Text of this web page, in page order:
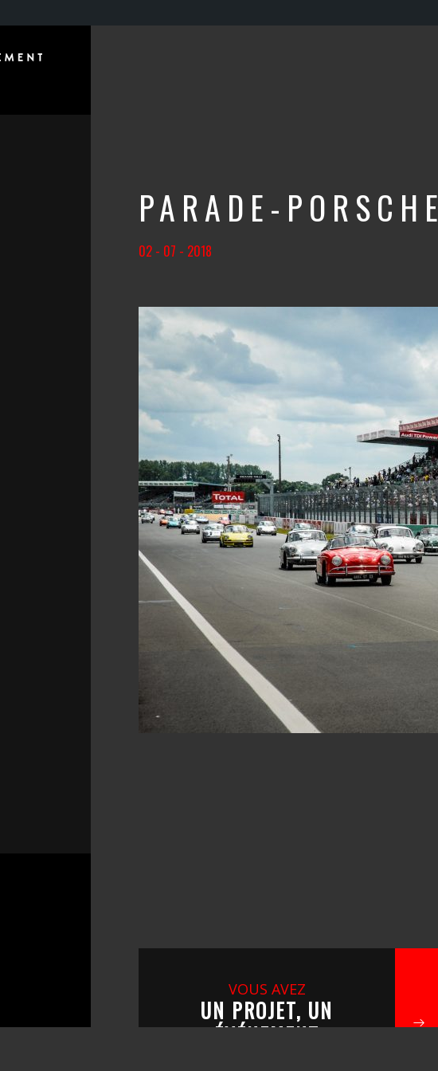
PARADE-PORSCHE
02 - 07 - 2018
VOUS AVEZ
UN PROJET, UN
ÉVÉNEMENT